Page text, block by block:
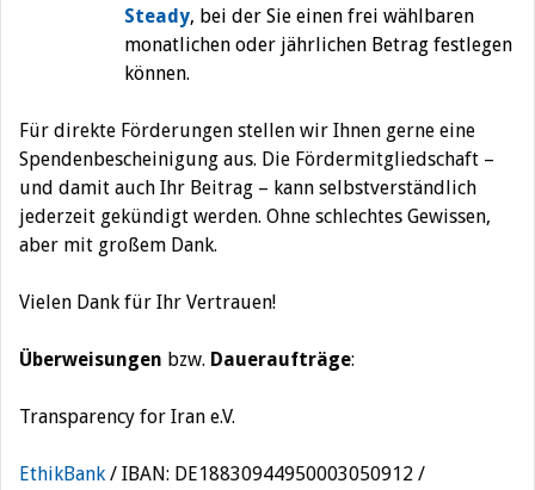
Steady, bei der Sie einen frei wählbaren
monatlichen oder jährlichen Betrag festlegen
können.
Für direkte Förderungen stellen wir Ihnen gerne eine
Spendenbescheinigung aus. Die Fördermitgliedschaft –
und damit auch Ihr Beitrag – kann selbstverständlich
jederzeit gekündigt werden. Ohne schlechtes Gewissen,
aber mit großem Dank.
Vielen Dank für Ihr Vertrauen!
Überweisungen bzw. Daueraufträge:
Transparency for Iran e.V.
EthikBank / IBAN: DE18830944950003050912 /